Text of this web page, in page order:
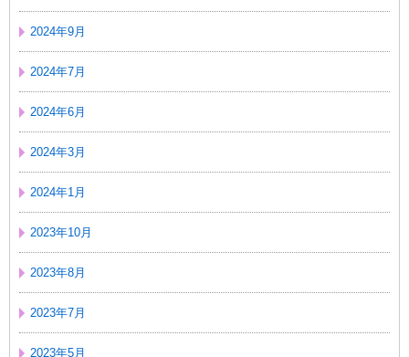
2024年9月
2024年7月
2024年6月
2024年3月
2024年1月
2023年10月
2023年8月
2023年7月
2023年5月